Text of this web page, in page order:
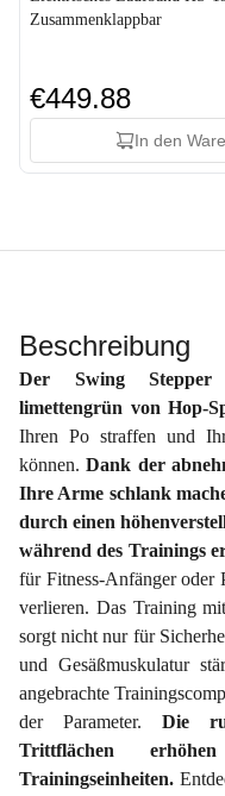
Zusammenklappbar
€449.88
In den
Beschreibung
Der Swing
limettengrün von Hop-
Ihren Po straffen und
können.Dank der
Ihre Arme schlank
durch einen
während des Trainings
für Fitness-Anfänger oder
verlieren. Das Training
sorgt nicht nur für
und Gesäßmuskulatur
angebrachte
der Parameter. Die
Trittflächen
Trainingseinheiten.